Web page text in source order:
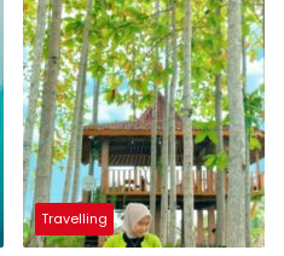
Travelling